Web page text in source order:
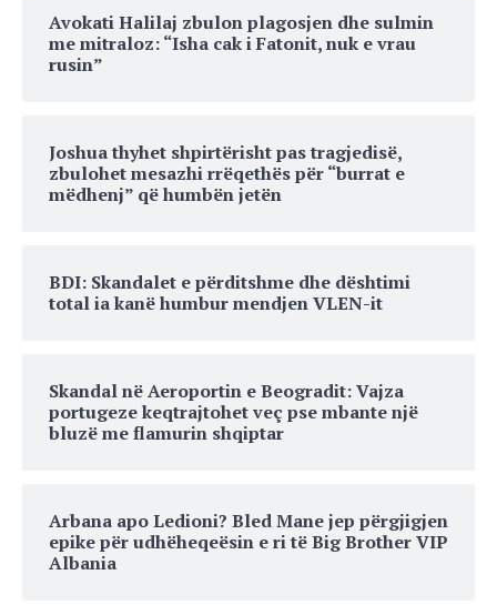
Avokati Halilaj zbulon plagosjen dhe sulmin
me mitraloz: “Isha cak i Fatonit, nuk e vrau
rusin”
Joshua thyhet shpirtërisht pas tragjedisë,
zbulohet mesazhi rrëqethës për “burrat e
mëdhenj” që humbën jetën
BDI: Skandalet e përditshme dhe dështimi
total ia kanë humbur mendjen VLEN-it
Skandal në Aeroportin e Beogradit: Vajza
portugeze keqtrajtohet veç pse mbante një
bluzë me flamurin shqiptar
Arbana apo Ledioni? Bled Mane jep përgjigjen
epike për udhëheqeësin e ri të Big Brother VIP
Albania